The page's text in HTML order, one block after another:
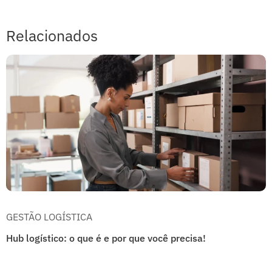
Relacionados
GESTÃO LOGÍSTICA
Hub logístico: o que é e por que você precisa!